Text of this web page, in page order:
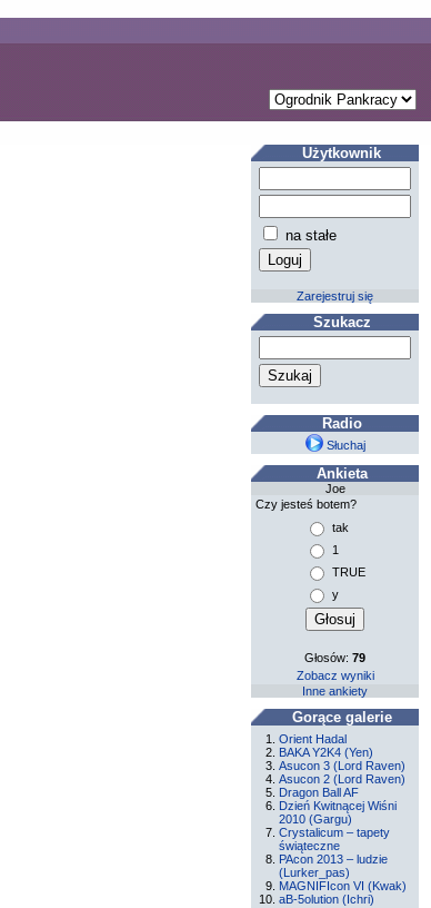
Użytkownik
na stałe
Zarejestruj się
Szukacz
Radio
Słuchaj
Ankieta
Joe
Czy jesteś botem?
tak
1
TRUE
y
Głosów:79
Zobacz wyniki
Inne ankiety
Gorące galerie
Orient Hadal
BAKA Y2K4 (Yen)
Asucon 3 (Lord Raven)
Asucon 2 (Lord Raven)
Dragon Ball AF
Dzień Kwitnącej Wiśni
2010 (Gargu)
Crystalicum – tapety
świąteczne
PAcon 2013 – ludzie
(Lurker_pas)
MAGNIFIcon VI (Kwak)
aB-5olution (Ichri)